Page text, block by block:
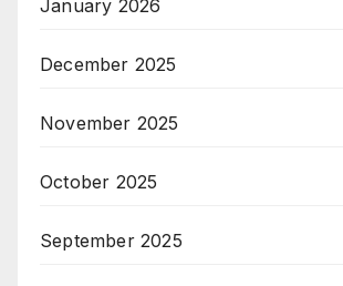
January 2026
December 2025
November 2025
October 2025
September 2025